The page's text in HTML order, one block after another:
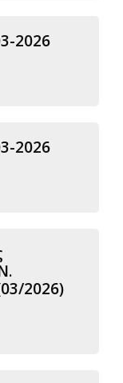
2026
2026
2026)